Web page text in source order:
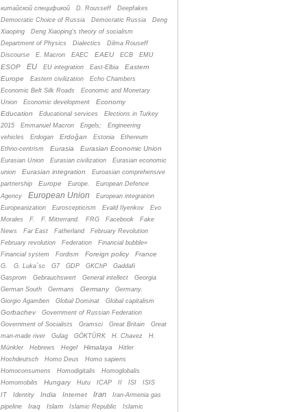
китайской спецификой
D. Rousseff
Deepfakes
Democratic Choice of Russia
Democratic Russia
Deng
Xiaoping
Deng Xiaoping's theory of socialism
Department of Physics
Dialectics
Dilma Rouseff
Discourse
E. Macron EAEC EAEU ECB EMU
ESOP EU EU integration East-Elbia
Eastern
Europe
Eastern civilization
Echo Chambers
Economic Belt Silk Roads
Economic and Monetary
Union
Economic development
Economy
Education
Educational services
Elections in Turkey
2015
Emmanuel Macron Engels;
Engineering
vehicles
Erdogan Erdoğan Estonia
Ethereum
Ethno-centrism
Eurasia Eurasian Economic Union
Eurasian Union Eurasian civilization
Eurasian economic
union
Eurasian integration
Euroasian comprehensive
partnership
Europe Europe.
European Defence
Agency
European Union
European integration
Europeanization
Euroscepticism Evald Ilyenkov
Evo
Morales
F. F. Mitterrand. FRG Facebook
Fake
News
Far East Fatherland
February Revolution
February revolution
Federation
Financial bubble»
Financial system
Fordism Foreign policy France
G. G. Luka´sc G7 GDP GKChP
Gaddafi
Gasprom
Gebrauchswert General intellect
Georgia
German South
Germans Germany
Germany.
Giorgio Agamben
Global Dominat Global capitalism
Gorbachev
Government of Russian Federation
Government of Socialists
Gramsci Great Britain
Great
man-made river
Gulag GÖKTÜRK H. Chavez
H.
Münkler
Hebrews Hegel Himalaya
Hitler
Hochdeutsch
Homo Deus
Homo sapiens
Homoconsumens
Homodigitalis
Homoglobalis
Homomobilis
Hungary Hutu ICAP II ISI
ISIS
IT
Identity India Internet Iran
Iran-Armenia gas
pipeline
Iraq Islam Islamic Republic
Islamic